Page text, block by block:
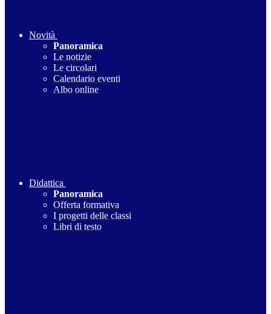
Novità
Panoramica
Le notizie
Le circolari
Calendario eventi
Albo online
Didattica
Panoramica
Offerta formativa
I progetti delle classi
Libri di testo